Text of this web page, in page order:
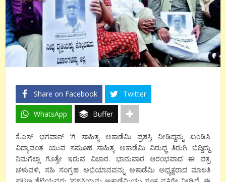
Share on Facebook Twitter
WhatsApp Buffer
ಕೆ.ಎಸ್ ಭಗವಾನ್ ’ಗೆ ಸಾಹಿತ್ಯ ಅಕಾಡೆಮಿ ಪ್ರಶಸ್ತಿ ನೀಡಿದ್ದನ್ನು ಖಂಡಿಸಿ
ವಿದ್ಯಾವಂತ ಯುವ ಸಮೂಹ ಸಾಹಿತ್ಯ ಅಕಾಡೆಮಿ ವಿರುಧ್ಧ ತಿರುಗಿ ಬಿದ್ದಿದ್ದು
ನಿಮಗೆಲ್ಲಾ ಗೊತ್ತೇ ಇರುವ ವಿಚಾರ. ಭಾನುವಾರ ಆರಂಭವಾದ ಈ ಪತ್ರ
ಚಳುವಳಿ, ಸಹಿ ಸಂಗ್ರಹ ಅಭಿಯಾನವನ್ನು ಅಕಾಡೆಮಿ ಅಧ್ಯಕ್ಷರಾದ ಮಾಲತಿ